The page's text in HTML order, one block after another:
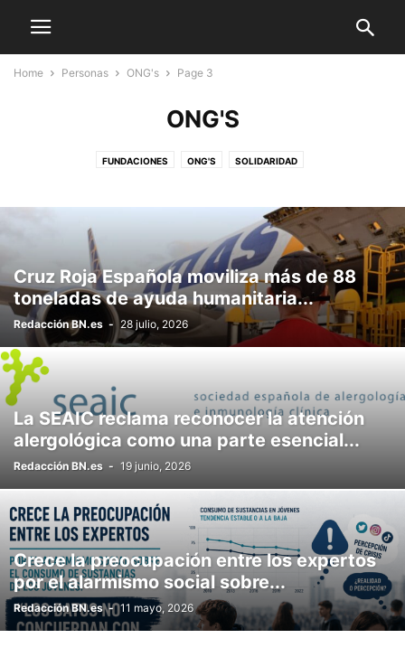
Home Personas ONG's Page 3
ONG'S
FUNDACIONES ONG'S SOLIDARIDAD
Cruz Roja Española moviliza más de 88
toneladas de ayuda humanitaria...
Redacción BN.es - 28 julio, 2026
La SEAIC reclama reconocer la atención
alergológica como una parte esencial...
Redacción BN.es - 19 junio, 2026
Crece la preocupación entre los expertos
por el alarmismo social sobre...
Redacción BN.es - 11 mayo, 2026